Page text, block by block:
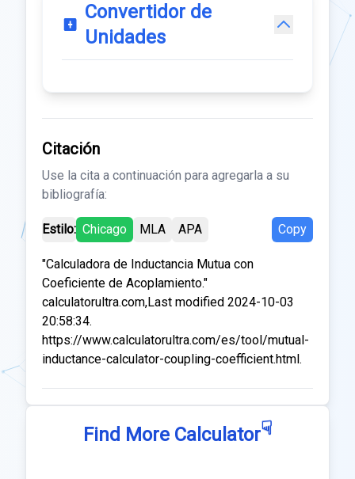
Convertidor de
Unidades
Citación
Use la cita a continuación para agregarla a su
bibliografía:
Estilo: Chicago MLA APA Copy
"Calculadora de Inductancia Mutua con
Coeficiente de Acoplamiento."
calculatorultra.com,Last modified 2024-10-03
20:58:34.
https://www.calculatorultra.com/es/tool/mutual-
inductance-calculator-coupling-coefficient.html.
Find More Calculator☟